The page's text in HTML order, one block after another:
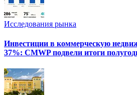
Исследования рынка
Инвестиции в коммерческую
37%: CMWP подвели итоги